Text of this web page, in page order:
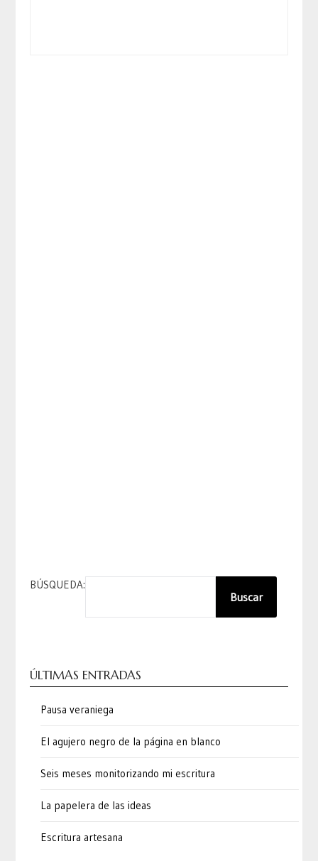
BÚSQUEDA:
Buscar
ÚLTIMAS ENTRADAS
Pausa veraniega
El agujero negro de la página en blanco
Seis meses monitorizando mi escritura
La papelera de las ideas
Escritura artesana